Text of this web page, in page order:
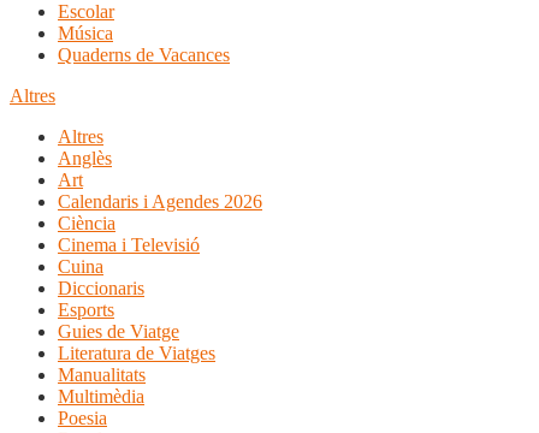
Escolar
Música
Quaderns de Vacances
Altres
Altres
Anglès
Art
Calendaris i Agendes 2026
Ciència
Cinema i Televisió
Cuina
Diccionaris
Esports
Guies de Viatge
Literatura de Viatges
Manualitats
Multimèdia
Poesia